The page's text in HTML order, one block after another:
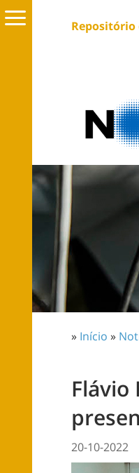
Repositório
» Início »
Flávio
20-10-2022